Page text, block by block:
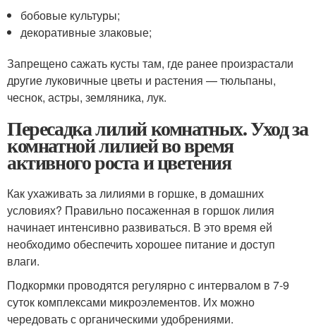
бобовые культуры;
декоративные злаковые;
Запрещено сажать кусты там, где ранее произрастали
другие луковичные цветы и растения — тюльпаны,
чеснок, астры, земляника, лук.
Пересадка лилий комнатных. Уход за
комнатной лилией во время
активного роста и цветения
Как ухаживать за лилиями в горшке, в домашних
условиях? Правильно посаженная в горшок лилия
начинает интенсивно развиваться. В это время ей
необходимо обеспечить хорошее питание и доступ
влаги.
Подкормки проводятся регулярно с интервалом в 7-9
суток комплексами микроэлементов. Их можно
чередовать с органическими удобрениями.